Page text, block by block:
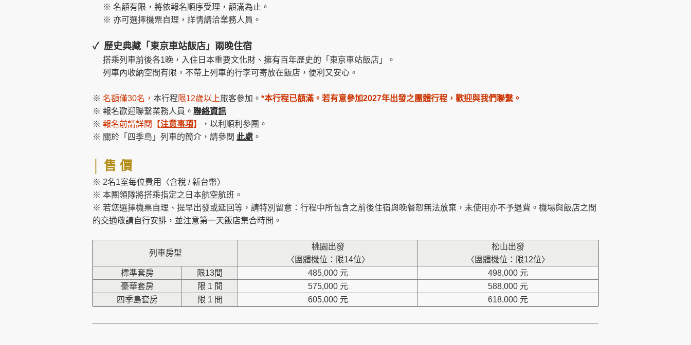
※ 名額有限，將依報名順序受理，額滿為止。
※ 亦可選擇機票自理，詳情請洽業務人員。
✓ 歷史典藏 「東京車站飯店」 兩晚住宿
搭乘列車前後各1晚，入住日本重要文化財、擁有百年歷史的「東京車站飯店」。
列車內收納空間有限，不帶上列車的行李可寄放在飯店，便利又安心。
※ 名額僅30名， 本行程 限12歲以上旅客參加。 *本行程已額滿。若有意參加2027年出發之團體行程，歡迎與我們聯繫。
※ 報名歡迎聯繫業務人員。 聯絡資訊
※ 報名前請詳閱 【注意事項】
，以利順利參團。
※ 關於「四季島」列車的簡介，請參閱 此處 。
售 價
※ 2名1室每位費用〈含稅 / 新台幣〉
※ 本團領隊將搭乘指定之日本航空航班。
※ 若您選擇機票自理、提早出發或延回等，請特別留意：行程中所包含之前後住宿與晚餐恕無法放棄，未使用亦不予退費。機場與飯店之間
的交通敬請自行安排， 並注意第一天飯店集合時間 。
列車房型
桃園出發
〈團體機位：限14位〉
松山出發
〈團體機位：限12位〉
標準套房
限13間 485,000 元
498,000 元
豪華套房
限 1 間 575,000 元
588,000 元
四季島套房
限 1 間 605,000 元 618,000 元